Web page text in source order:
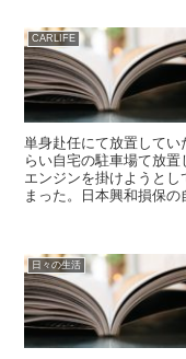
CARLIFE
単身赴任にて放置して
らい自宅の駐車場て放置
エンジンを掛けようと
まった。日本興和損保の
日々の生活